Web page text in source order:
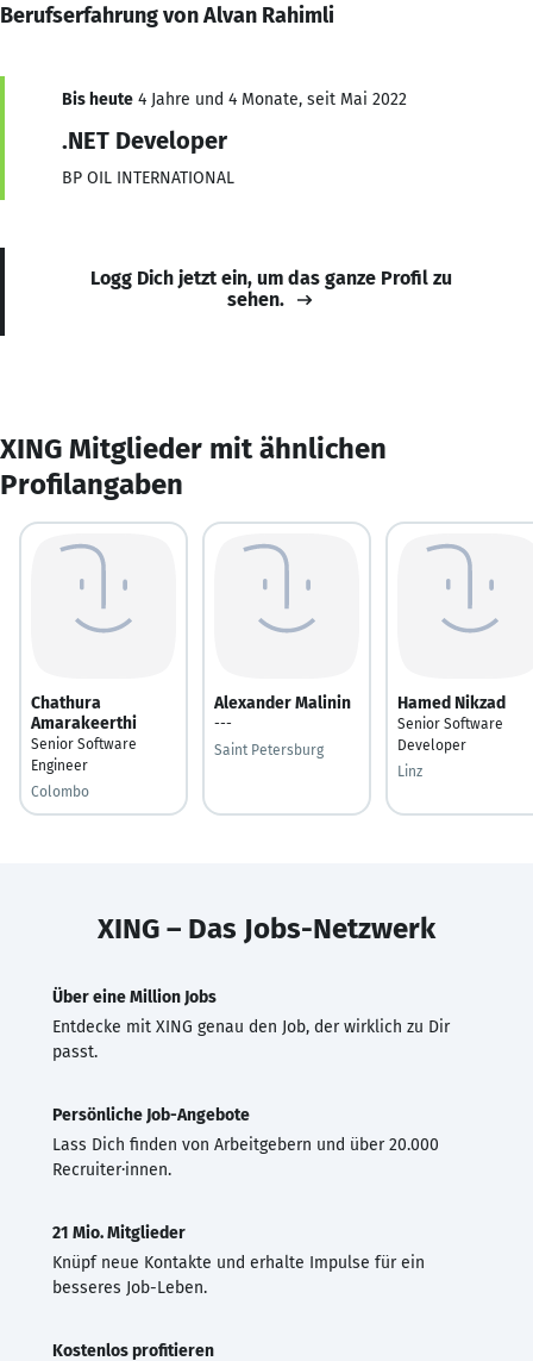
Berufserfahrung von Alvan Rahimli
Bis heute 4 Jahre und 4 Monate, seit Mai 2022
.NET Developer
BP OIL INTERNATIONAL
Logg Dich jetzt ein, um das ganze Profil zu
sehen.
XING Mitglieder mit ähnlichen
Profilangaben
Chathura
Amarakeerthi
Senior Software
Engineer
Colombo
Alexander Malinin
---
Saint Petersburg
Hamed Nikzad
Senior Software
Developer
Linz
XING – Das Jobs-Netzwerk
Über eine Million Jobs
Entdecke mit XING genau den Job, der wirklich zu Dir
passt.
Persönliche Job-Angebote
Lass Dich finden von Arbeitgebern und über 20.000
Recruiter·innen.
21 Mio. Mitglieder
Knüpf neue Kontakte und erhalte Impulse für ein
besseres Job-Leben.
Kostenlos profitieren